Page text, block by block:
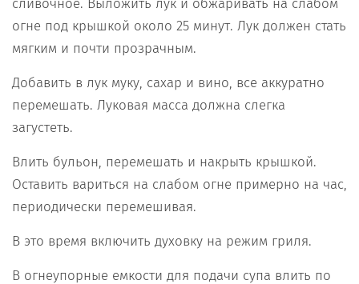
сливочное. Выложить лук и обжаривать на слабом
огне под крышкой около 25 минут. Лук должен стать
мягким и почти прозрачным.
Добавить в лук муку, сахар и вино, все аккуратно
перемешать. Луковая масса должна слегка
загустеть.
Влить бульон, перемешать и накрыть крышкой.
Оставить вариться на слабом огне примерно на час,
периодически перемешивая.
В это время включить духовку на режим гриля.
В огнеупорные емкости для подачи супа влить по